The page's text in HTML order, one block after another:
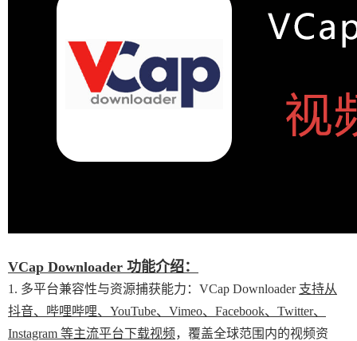
VCap Downloader 功能介绍：
1. 多平台兼容性与资源捕获能力：VCap Downloader 支持从
抖音、哔哩哔哩、YouTube、Vimeo、Facebook、Twitter、
Instagram 等主流平台下载视频，覆盖全球范围内的视频资